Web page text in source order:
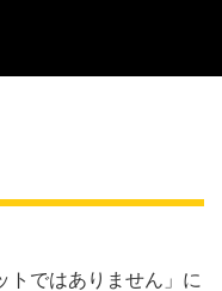
トではありません」に